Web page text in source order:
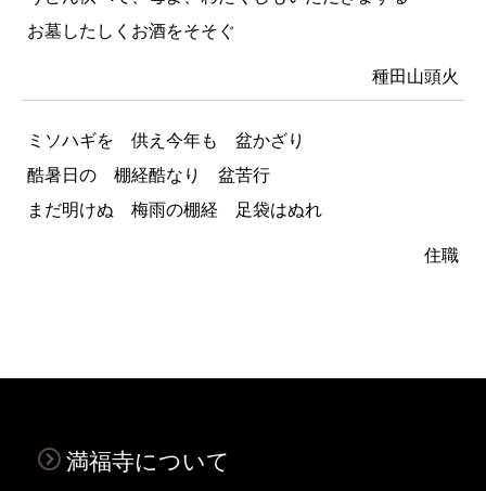
お墓したしくお酒をそそぐ
種田山頭火
ミソハギを 供え今年も 盆かざり
酷暑日の 棚経酷なり 盆苦行
まだ明けぬ 梅雨の棚経 足袋はぬれ
住職
満福寺について